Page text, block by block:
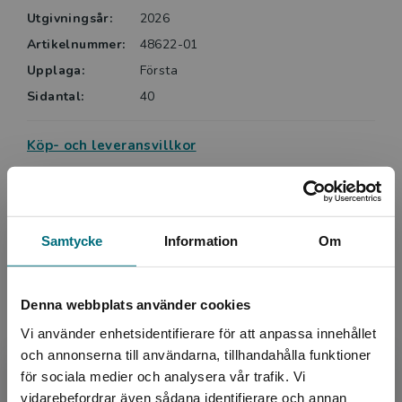
Samtycke Information Om
Denna webbplats använder cookies
Vi använder enhetsidentifierare för att anpassa innehållet
och annonserna till användarna, tillhandahålla funktioner
för sociala medier och analysera vår trafik. Vi
vidarebefordrar även sådana identifierare och annan
Begränsad fraktregion
lättlästa böcker om bland annat djur tillsammans.
Per-Anders Nilsson har gedigen erfarenhet som
är motiven djur, människor och miljöer. På Nypon
Utgivningsår:
2026
Artikelnummer:
48622-01
Upplaga:
Första
Sidantal:
40
Köp- och leveransvillkor
Upphovspersoner
Författare